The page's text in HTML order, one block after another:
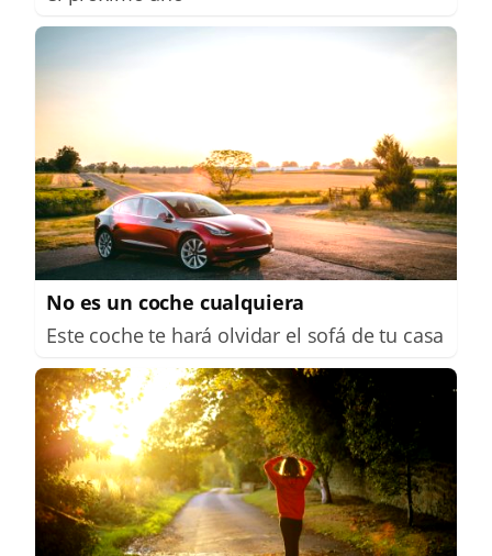
No es un coche cualquiera
Este coche te hará olvidar el sofá de tu casa